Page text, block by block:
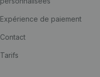
Expérience de paiement
Contact
Tarifs